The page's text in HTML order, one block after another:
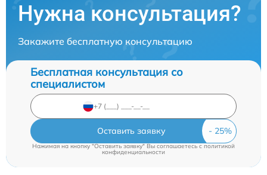
Нужна консультация?
Закажите бесплатную консультацию
Бесплатная консультация со
специалистом
Оставить заявку
Нажимая на кнопку "Оставить заявку" Вы соглашаетесь cполитикой
конфиденциальности